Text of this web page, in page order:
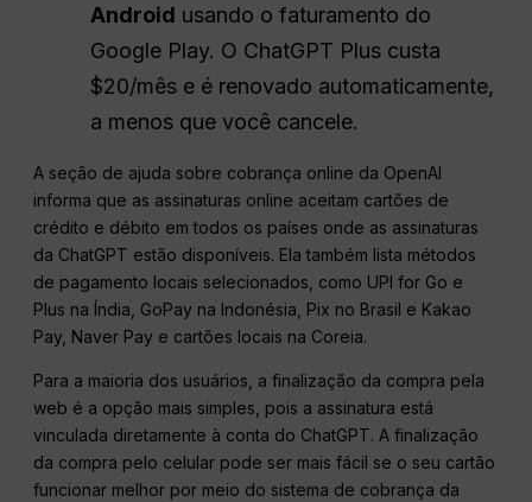
Android usando o faturamento do
Google Play. O ChatGPT Plus custa
$20/mês e é renovado automaticamente,
a menos que você cancele.
A seção de ajuda sobre cobrança online da OpenAI
informa que as assinaturas online aceitam cartões de
crédito e débito em todos os países onde as assinaturas
da ChatGPT estão disponíveis. Ela também lista métodos
de pagamento locais selecionados, como UPI for Go e
Plus na Índia, GoPay na Indonésia, Pix no Brasil e Kakao
Pay, Naver Pay e cartões locais na Coreia.
Para a maioria dos usuários, a finalização da compra pela
web é a opção mais simples, pois a assinatura está
vinculada diretamente à conta do ChatGPT. A finalização
da compra pelo celular pode ser mais fácil se o seu cartão
funcionar melhor por meio do sistema de cobrança da